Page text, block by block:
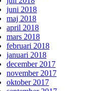
juni 2018
maj 2018
april 2018
mars 2018
februari 2018
januari 2018
december 2017
november 2017
oktober 2017